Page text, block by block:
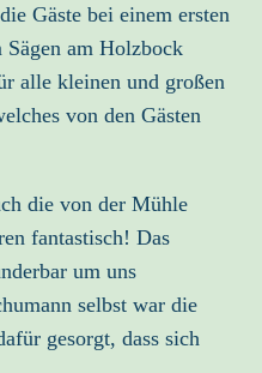
Gäste bei einem ersten
Sägen am Holzbock
alle kleinen und großen
von den Gästen
die von der Mühle
fantastisch! Das
um uns
selbst war die
gesorgt, dass sich